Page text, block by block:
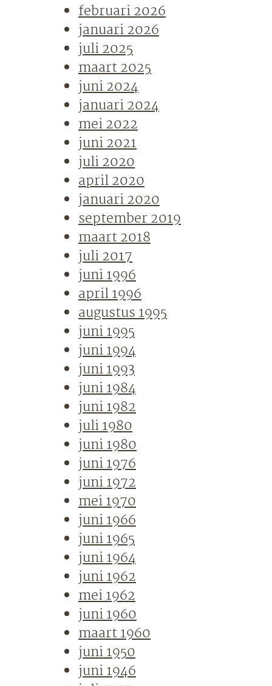
februari 2026
januari 2026
juli 2025
maart 2025
juni 2024
januari 2024
mei 2022
juni 2021
juli 2020
april 2020
januari 2020
september 2019
maart 2018
juli 2017
juni 1996
april 1996
augustus 1995
juni 1995
juni 1994
juni 1993
juni 1984
juni 1982
juli 1980
juni 1980
juni 1976
juni 1972
mei 1970
juni 1966
juni 1965
juni 1964
juni 1962
mei 1962
juni 1960
maart 1960
juni 1950
juni 1946